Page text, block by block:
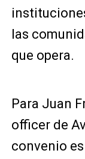
las
que opera.
Para Juan
officer de
convenio